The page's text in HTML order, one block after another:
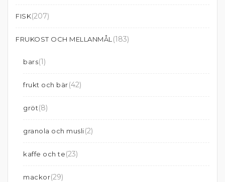
FISK(207)
FRUKOST OCH MELLANMÅL (183)
bars(1)
frukt och bär(42)
gröt(8)
granola och musli(2)
kaffe och te(23)
mackor(29)